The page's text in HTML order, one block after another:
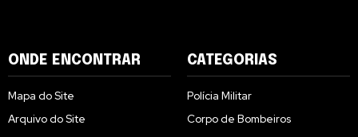
ONDE ENCONTRAR
Mapa do Site
Arquivo do Site
CATEGORIAS
Polícia Militar
Corpo de Bombeiros